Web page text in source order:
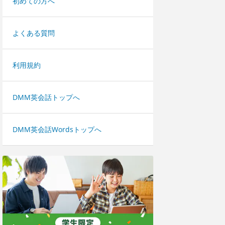
よくある質問
利用規約
DMM英会話トップへ
DMM英会話Wordsトップへ